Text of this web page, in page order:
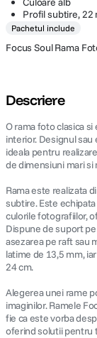
Profil subtire, 22
Pachetul include
Focus Soul Rama
Descriere
O rama foto clasica
interior. Designul sau
ideala pentru
de dimensiuni mari si
Rama este realizata
subtire. Este
culorile fotografiilor,
Dispune de suport
asezarea pe raft sau
latime de 13,5 mm,
24 cm.
Alegerea unei rame
imaginilor. Ramele
fie ca este vorba
oferind solutii pentru